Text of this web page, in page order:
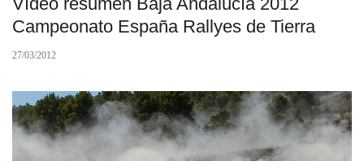
Campeonato España Rallyes de Tierra
27/03/2012